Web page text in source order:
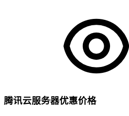
腾讯云服务器优惠价格